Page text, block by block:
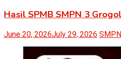
Hasil SPMB SMPN 3
June 20, 2026July 29, 2026